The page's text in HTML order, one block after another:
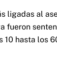
ligadas al
fueron
10 hasta los